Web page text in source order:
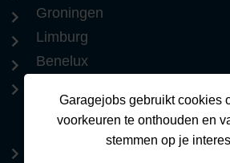
Groningen
Limburg
Benelux
Garagejobs gebruikt cookies
voorkeuren te onthouden en
stemmen op je